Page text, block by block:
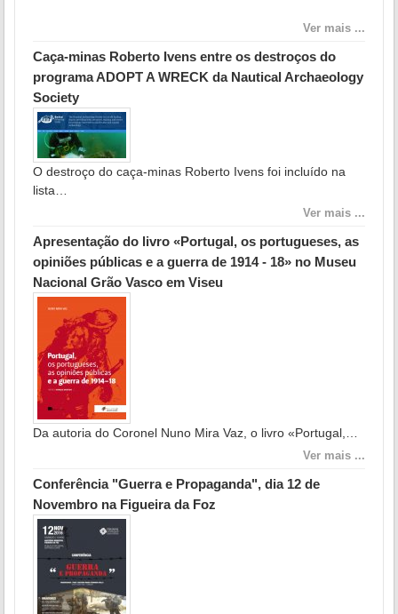
Ver mais ...
Caça-minas Roberto Ivens entre os destroços do
programa ADOPT A WRECK da Nautical Archaeology
Society
O destroço do caça-minas Roberto Ivens foi incluído na
lista…
Ver mais ...
Apresentação do livro «Portugal, os portugueses, as
opiniões públicas e a guerra de 1914 - 18» no Museu
Nacional Grão Vasco em Viseu
Da autoria do Coronel Nuno Mira Vaz, o livro «Portugal,…
Ver mais ...
Conferência "Guerra e Propaganda", dia 12 de
Novembro na Figueira da Foz